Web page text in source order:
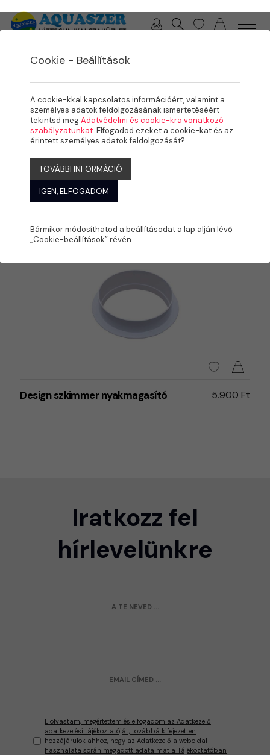
Nyakhosszabbító
Szűrők: NYAKHOSSZABBÍTÓ
Design szkimmer nyakmagasító 5.900 Ft
Iratkozz fel
hírlevelünkre
Elolvastam, megértettem és elfogadom az Adatkezelő
adatkezelési tájékoztatóját, továbbá kifejezetten
hozzájárulok ahhoz, hogy az Adatkezelő a weboldal
használata során megadott adataimat a Tájékoztatóban
Cookie - Beállítások
A cookie-kkal kapcsolatos információért, valamint a
személyes adatok feldolgozásának ismertetéséért
tekintsd megAdatvédelmi és cookie-kra vonatkozó
szabályzatunkat. Elfogadod ezeket a cookie-kat és az
érintett személyes adatok feldolgozását?
TOVÁBBI INFORMÁCIÓ
IGEN, ELFOGADOM
Bármikor módosíthatod a beállításodat a lap alján lévő
„Cookie-beállítások” révén.